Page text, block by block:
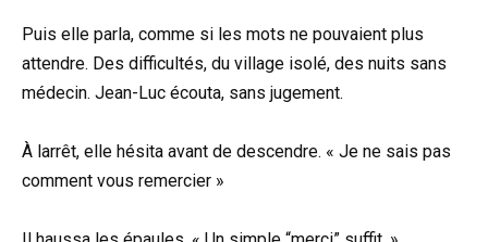
Puis elle parla, comme si les mots ne pouvaient plus
attendre. Des difficultés, du village isolé, des nuits sans
médecin. Jean-Luc écouta, sans jugement.
À larrêt, elle hésita avant de descendre. « Je ne sais pas
comment vous remercier »